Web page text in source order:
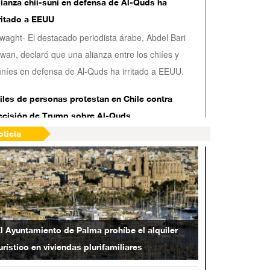
chií-suní en defensa de Al-Quds ha
a EEUU
El destacado periodista árabe, Abdel Bari
declaró que una alianza entre los chiíes y
en defensa de Al-Quds ha irritado a EEUU.
de personas protestan en Chile contra
de Trump sobre Al-Quds
Miles de las personas protestaron frente la
de EEUU en Chile para expresar su refuta
decisión del presidente estadounidense Donald
que declaró a la ciudad de Al-Quds
capital de Israel.
Soleimani reafirma apoyo de Irán a la
palestina
El general de división Qasem Soleimani
Ayuntamiento de Palma prohíbe el alquiler
en viviendas plurifamiliares